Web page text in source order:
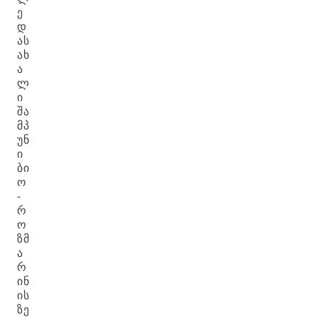
Ე
Დ
ᲐᲡ
ᲐᲮ
Ა
Ლ
Ი
ᲨᲐ
ᲛᲞ
ᲣᲜ
Ი
ᲑᲘ
Ო
-
Რ
Ო
ᲖᲛ
Ა
Რ
ᲘᲜ
ᲘᲡ
ᲖᲔ